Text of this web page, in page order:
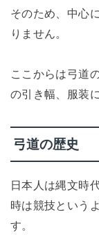
そのため、中心
りません。
ここからは弓道
の引き幅、服装
弓道の歴史
日本人は縄文時
時は競技という
す。